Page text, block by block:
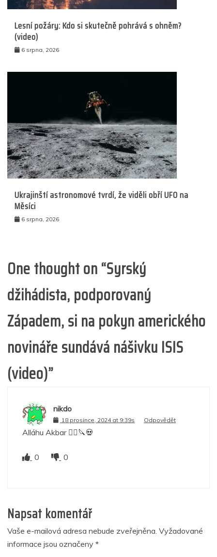
Lesní požáry: Kdo si skutečně pohrává s ohněm?
(video)
6 srpna, 2026
Ukrajinští astronomové tvrdí, že viděli obří UFO na
Měsíci
6 srpna, 2026
One thought on “Syrský
džihádista, podporovaný
Západem, si na pokyn amerického
novináře sundává nášivku ISIS
(video)”
nikdo
18 prosince, 2024 at 9:39s Odpovědět
Alláhu Akbar 👳‍♂️🔪💀
0 0
Napsat komentář
Vaše e-mailová adresa nebude zveřejněna. Vyžadované
informace jsou označeny *